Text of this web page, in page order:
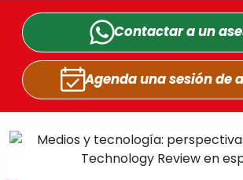
Contactar a un
Agenda una sesiónde